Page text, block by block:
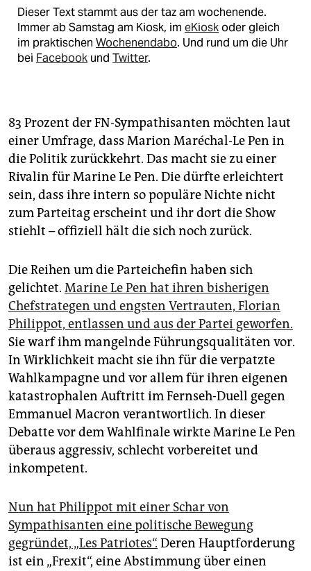
Dieser Text stammt aus der taz am wochenende.
Immer ab Samstag am Kiosk, im eKioskoder gleich
im praktischen Wochenendabo. Und rund um die Uhr
bei Facebook und Twitter.
83 Prozent der FN-Sympathisanten möchten laut
einer Umfrage, dass Marion Maréchal-Le Pen in
die Politik zurückkehrt. Das macht sie zu einer
Rivalin für Marine Le Pen. Die dürfte erleichtert
sein, dass ihre intern so populäre Nichte nicht
zum Parteitag erscheint und ihr dort die Show
stiehlt – offiziell hält die sich noch zurück.
Die Reihen um die Parteichefin haben sich
gelichtet. Marine Le Pen hat ihren bisherigen
Chefstrategen und engsten Vertrauten, Florian
Philippot, entlassen und aus der Partei geworfen.
Sie warf ihm mangelnde Führungsqualitäten vor.
In Wirklichkeit macht sie ihn für die verpatzte
Wahlkampagne und vor allem für ihren eigenen
katastrophalen Auftritt im Fernseh-Duell gegen
Emmanuel Macron verantwortlich. In dieser
Debatte vor dem Wahlfinale wirkte Marine Le Pen
überaus aggressiv, schlecht vorbereitet und
inkompetent.
Nun hat Philippot mit einer Schar von
Sympathisanten eine politische Bewegung
gegründet, „Les Patriotes“. Deren Hauptforderung
ist ein „Frexit“, eine Abstimmung über einen